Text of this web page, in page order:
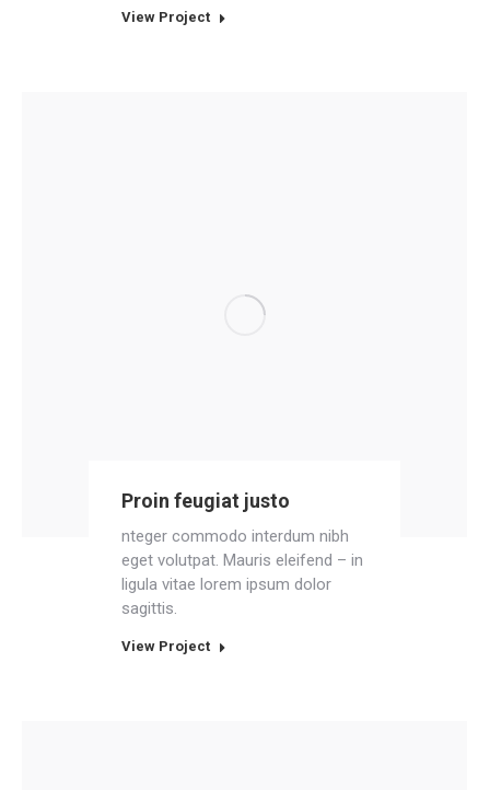
View Project
Proin feugiat justo
nteger commodo interdum nibh
eget volutpat. Mauris eleifend – in
ligula vitae lorem ipsum dolor
sagittis.
View Project